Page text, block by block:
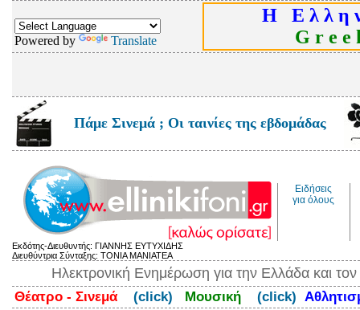
Powered by Translate
Η Ε λ λ η
G r e e
Πάμε Σινεμά ; Οι ταινίες της εβδομάδας
Ειδήσεις
για όλους
Εκδότης-Διευθυντής: ΓΙΑΝΝΗΣ ΕΥΤΥΧΙΔΗΣ
Διευθύντρια Σύνταξης: ΤΟΝΙΑ ΜΑΝΙΑΤΕΑ
Ηλεκτρονική Ενημέρωση για την Ελλάδα και
Θέατρο - Σινεμά (click) Μουσική (click)